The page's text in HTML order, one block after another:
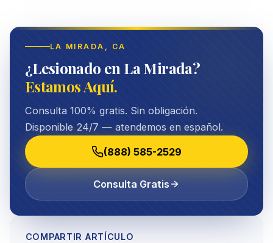
LA MIRADA , CA
¿Lesionado en La Mirada?
Estamos Aquí.
Consulta 100% gratis. Sin obligación.
Disponible 24/7 — atendemos en español.
(888) 585-2529
Consulta Gratis
COMPARTIR ARTÍCULO